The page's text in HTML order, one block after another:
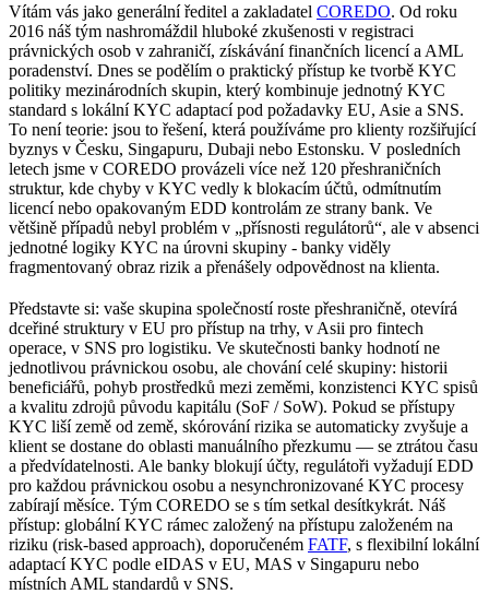
Vítám vás jako generální ředitel a zakladatel COREDO. Od roku
2016 náš tým nashromáždil hluboké zkušenosti v registraci
právnických osob v zahraničí, získávání finančních licencí a AML
poradenství. Dnes se podělím o praktický přístup ke tvorbě KYC
politiky mezinárodních skupin, který kombinuje jednotný KYC
standard s lokální KYC adaptací pod požadavky EU, Asie a SNS.
To není teorie: jsou to řešení, která používáme pro klienty rozšiřující
byznys v Česku, Singapuru, Dubaji nebo Estonsku. V posledních
letech jsme v COREDO provázeli více než 120 přeshraničních
struktur, kde chyby v KYC vedly k blokacím účtů, odmítnutím
licencí nebo opakovaným EDD kontrolám ze strany bank. Ve
většině případů nebyl problém v „přísnosti regulátorů“, ale v absenci
jednotné logiky KYC na úrovni skupiny - banky viděly
fragmentovaný obraz rizik a přenášely odpovědnost na klienta.
Představte si: vaše skupina společností roste přeshraničně, otevírá
dceřiné struktury v EU pro přístup na trhy, v Asii pro fintech
operace, v SNS pro logistiku. Ve skutečnosti banky hodnotí ne
jednotlivou právnickou osobu, ale chování celé skupiny: historii
beneficiářů, pohyb prostředků mezi zeměmi, konzistenci KYC spisů
a kvalitu zdrojů původu kapitálu (SoF / SoW). Pokud se přístupy
KYC liší země od země, skórování rizika se automaticky zvyšuje a
klient se dostane do oblasti manuálního přezkumu — se ztrátou času
a předvídatelnosti. Ale banky blokují účty, regulátoři vyžadují EDD
pro každou právnickou osobu a nesynchronizované KYC procesy
zabírají měsíce. Tým COREDO se s tím setkal desítkykrát. Náš
přístup: globální KYC rámec založený na přístupu založeném na
riziku (risk-based approach), doporučeném FATF, s flexibilní lokální
adaptací KYC podle eIDAS v EU, MAS v Singapuru nebo
místních AML standardů v SNS.